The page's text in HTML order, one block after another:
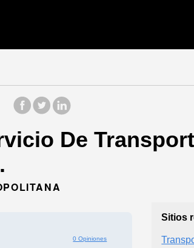
De
0 Opiniones
Sitios